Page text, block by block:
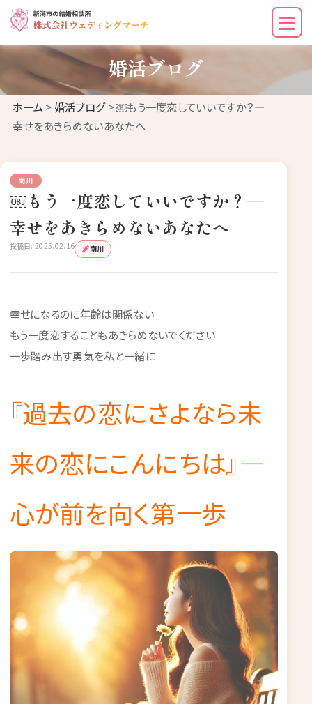
婚活ブログ
ホーム >婚活ブログ> ￼もう一度恋していいですか？—
幸せをあきらめないあなたへ
南川
￼もう一度恋していいですか？—
幸せをあきらめないあなたへ
投稿日: 2025.02.16 南川
幸せになるのに年齢は関係ない
もう一度恋することもあきらめないでください
一歩踏み出す勇気を私と一緒に
『過去の恋にさよなら未
来の恋にこんにちは』—
心が前を向く第一歩